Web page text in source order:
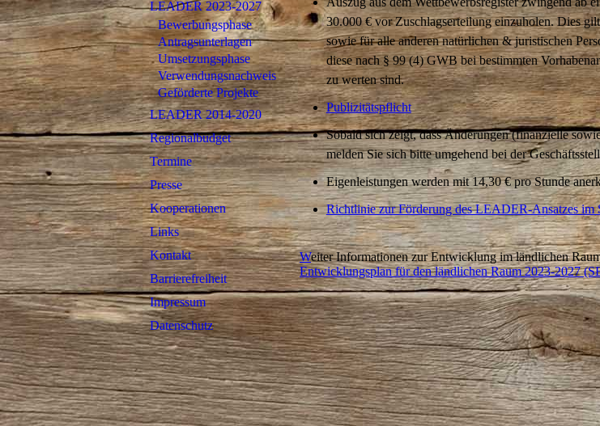
LEADER 2023-2027
Bewerbungsphase
Antragsunterlagen
Umsetzungsphase
Verwendungsnachweis
Geförderte Projekte
LEADER 2014-2020
Regionalbudget
Termine
Presse
Kooperationen
Links
Kontakt
Barrierefreiheit
Impressum
Datenschutz
30.000 € vor Zuschlagserteilung einzuholen. Dies
sowie für alle anderen natürlichen & juristischen
diese nach § 99 (4) GWB bei bestimmten
zu werten sind.
Publizitätspflicht
Sobald sich zeigt, dass Änderungen (finanzielle
melden Sie sich bitte umgehend bei der
Eigenleistungen werden mit 14,30 € pro Stunde
Richtlinie zur Förderung des LEADER-Ansatzes im
Weiter Informationen zur Entwicklung im ländlichen
Entwicklungsplan für den ländlichen Raum 2023-2027